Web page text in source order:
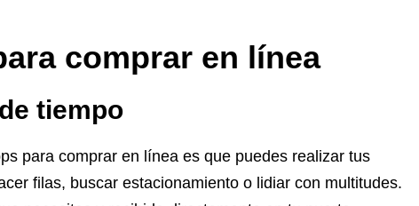
comprar en línea
tiempo
para comprar en línea es que puedes realizar tus
filas, buscar estacionamiento o lidiar con multitudes.